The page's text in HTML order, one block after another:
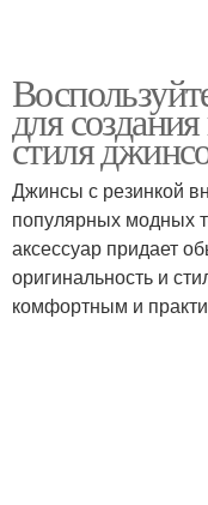
для
стиля
Джинсы с резинкой
популярных модных
аксессуар придает
оригинальность и
комфортным и